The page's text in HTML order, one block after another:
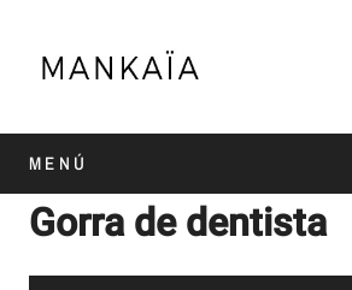
MENÚ
Gorra de dentista